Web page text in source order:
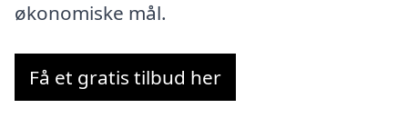
økonomiske mål.
Få et gratis tilbud her